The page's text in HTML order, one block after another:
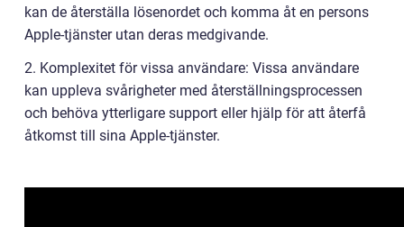
kan de återställa lösenordet och komma åt en persons
Apple-tjänster utan deras medgivande.
2. Komplexitet för vissa användare: Vissa användare
kan uppleva svårigheter med återställningsprocessen
och behöva ytterligare support eller hjälp för att återfå
åtkomst till sina Apple-tjänster.